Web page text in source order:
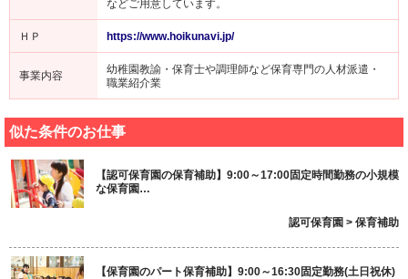
などご用意しています。
ＨＰ https://www.hoikunavi.jp/
事業内容
幼稚園教諭・保育士や調理師など保育専門の人材派遣・
職業紹介業
似た条件のお仕事
【認可保育園の保育補助】9:00～17:00固定時間勤務の小規模
な保育園…
認可保育園 > 保育補助
【保育園のパート保育補助】9:00～16:30固定勤務(土日祝休)